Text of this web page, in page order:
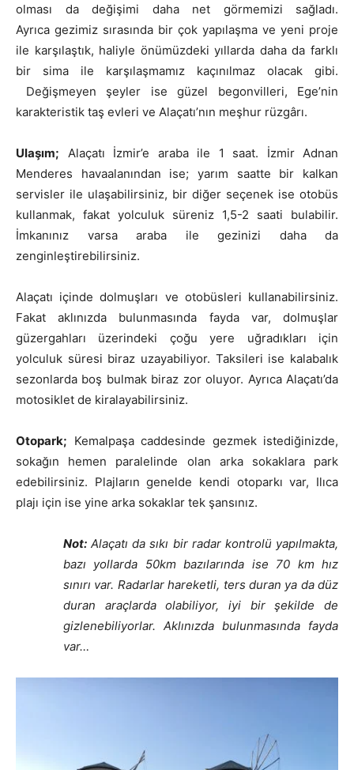
olması da değişimi daha net görmemizi sağladı.
Ayrıca gezimiz sırasında bir çok yapılaşma ve yeni proje
ile karşılaştık, haliyle önümüzdeki yıllarda daha da farklı
bir sima ile karşılaşmamız kaçınılmaz olacak gibi.
Değişmeyen şeyler ise güzel begonvilleri, Ege’nin
karakteristik taş evleri ve Alaçatı’nın meşhur rüzgârı.
Ulaşım; Alaçatı İzmir’e araba ile 1 saat. İzmir Adnan
Menderes havaalanından ise; yarım saatte bir kalkan
servisler ile ulaşabilirsiniz, bir diğer seçenek ise otobüs
kullanmak, fakat yolculuk süreniz 1,5-2 saati bulabilir.
İmkanınız varsa araba ile gezinizi daha da
zenginleştirebilirsiniz.
Alaçatı içinde dolmuşları ve otobüsleri kullanabilirsiniz.
Fakat aklınızda bulunmasında fayda var, dolmuşlar
güzergahları üzerindeki çoğu yere uğradıkları için
yolculuk süresi biraz uzayabiliyor. Taksileri ise kalabalık
sezonlarda boş bulmak biraz zor oluyor. Ayrıca Alaçatı’da
motosiklet de kiralayabilirsiniz.
Otopark; Kemalpaşa caddesinde gezmek istediğinizde,
sokağın hemen paralelinde olan arka sokaklara park
edebilirsiniz. Plajların genelde kendi otoparkı var, Ilıca
plajı için ise yine arka sokaklar tek şansınız.
Not: Alaçatı da sıkı bir radar kontrolü yapılmakta,
bazı yollarda 50km bazılarında ise 70 km hız
sınırı var. Radarlar hareketli, ters duran ya da düz
duran araçlarda olabiliyor, iyi bir şekilde de
gizlenebiliyorlar. Aklınızda bulunmasında fayda
var…